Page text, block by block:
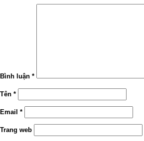
Bình luận *
Tên *
Email *
Trang web